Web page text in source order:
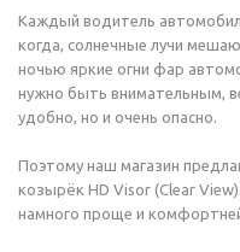
Каждый водитель
когда, солнечные лучи
ночью яркие огни фар
нужно быть внимательным,
удобно, но и очень опасно.
Поэтому наш магазин
козырёк HD Visor (Clear
намного проще и